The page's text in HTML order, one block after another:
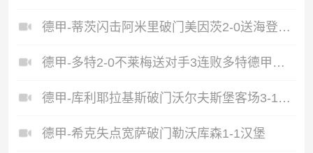
德甲-蒂茨闪击阿米里破门美因茨2-0送海登海姆降级
德甲-多特2-0不莱梅送对手3连败多特德甲亚军收官吉拉西破门
德甲-库利耶拉基斯破门沃尔夫斯堡客场3-1送圣保利降级
德甲-希克失点宽萨破门勒沃库森1-1汉堡